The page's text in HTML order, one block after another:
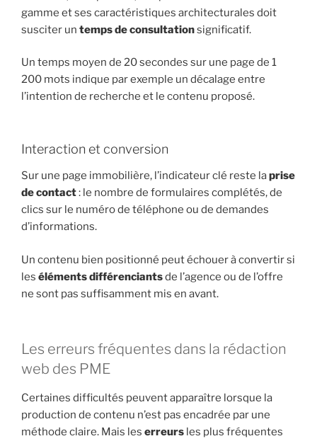
gamme et ses caractéristiques architecturales doit
susciter un temps de consultationsignificatif.
Un temps moyen de 20 secondes sur une page de 1
200 mots indique par exemple un décalage entre
l’intention de recherche et le contenu proposé.
Interaction et conversion
Sur une page immobilière, l’indicateur clé reste laprise
de contact: le nombre de formulaires complétés, de
clics sur le numéro de téléphone ou de demandes
d’informations.
Un contenu bien positionné peut échouer à convertir si
les éléments différenciantsde l’agence ou de l’offre
ne sont pas suffisamment mis en avant.
Les erreurs fréquentes dans la rédaction
web des PME
Certaines difficultés peuvent apparaître lorsque la
production de contenu n’est pas encadrée par une
méthode claire. Mais les erreurs les plus fréquentes